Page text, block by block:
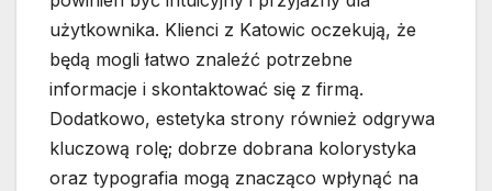
użytkownika. Klienci z Katowic oczekują, że
będą mogli łatwo znaleźć potrzebne
informacje i skontaktować się z firmą.
Dodatkowo, estetyka strony również odgrywa
kluczową rolę; dobrze dobrana kolorystyka
oraz typografia mogą znacząco wpłynąć na